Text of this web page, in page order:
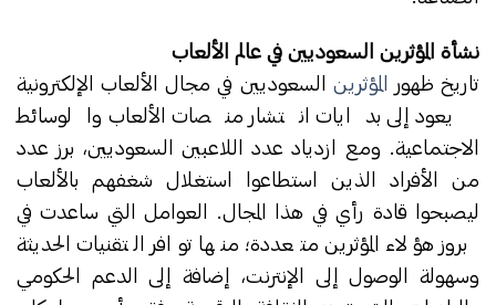
نشأة المؤثرين السعوديين في عالم الألعاب
تاريخ ظهور
المؤثرين السعوديين في مجال الألعاب الإلكترونية
يعود إلى بدايات انتشار منصات الألعاب والوسائط
الاجتماعية. ومع ازدياد عدد اللاعبين السعوديين، برز عدد
من الأفراد الذين استطاعوا استغلال شغفهم بالألعاب
ليصبحوا قادة رأي في هذا المجال. العوامل التي ساعدت في
بروز هؤلاء المؤثرين متعددة؛ منها توافر التقنيات الحديثة
وسهولة الوصول إلى الإنترنت، إضافة إلى الدعم الحكومي